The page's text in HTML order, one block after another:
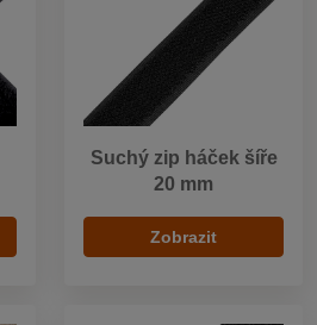
Suchý zip háček šíře
20 mm
Zobrazit